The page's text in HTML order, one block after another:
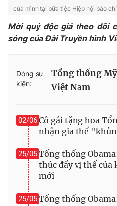
Liên hệ quảng cáo:024-
® Cấm sao chép dưới mọi hình
thuận bằng văn bản. Ghi rõ
thông tin từ website này.
của mình tại bữa tiệc Hiệp hội báo
Mời quý độc giả theo dõi
sóng của Đài Truyền hình
Dòng sự
kiện:
Tổng thống
Việt Nam
02/06 Cô gái tặng hoa
nhận gia thế
25/05 Tổng thống
thúc đẩy vị thế của
mới
25/05 Tổng thống